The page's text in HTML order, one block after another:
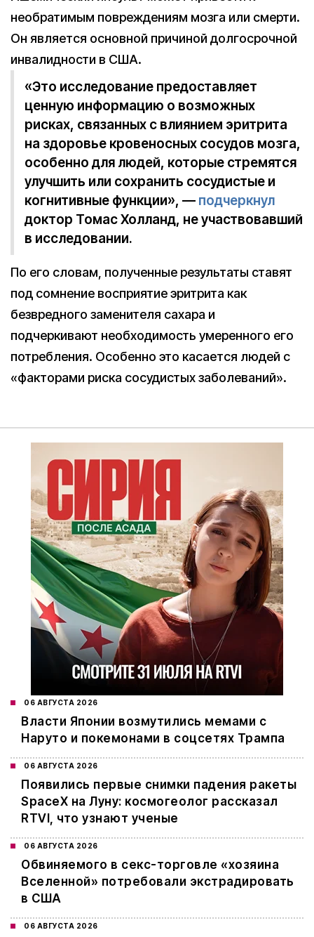
необратимым повреждениям мозга или смерти.
Он является основной причиной долгосрочной
инвалидности в США.
«Это исследование предоставляет
ценную информацию о возможных
рисках, связанных с влиянием эритрита
на здоровье кровеносных сосудов мозга,
особенно для людей, которые стремятся
улучшить или сохранить сосудистые и
когнитивные функции», — подчеркнул
доктор Томас Холланд, не участвовавший
в исследовании.
По его словам, полученные результаты ставят
под сомнение восприятие эритрита как
безвредного заменителя сахара и
подчеркивают необходимость умеренного его
потребления. Особенно это касается людей с
«факторами риска сосудистых заболеваний».
06 АВГУСТА 2026
Власти Японии возмутились мемами с
Наруто и покемонами в соцсетях Трампа
06 АВГУСТА 2026
Появились первые снимки падения ракеты
SpaceX на Луну: космогеолог рассказал
RTVI, что узнают ученые
06 АВГУСТА 2026
Обвиняемого в секс-торговле «хозяина
Вселенной» потребовали экстрадировать
в США
06 АВГУСТА 2026